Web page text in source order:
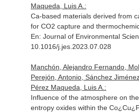
Maqueda, Luis A.:
Ca-based materials derived from
for CO2 capture and
En: Journal of Environmental
10.1016/j.jes.2023.07.028
Manchón, Alejandro Fernando,
Perejón, Antonio, Sánchez
Pérez Maqueda, Luis A.:
Influence of the atmosphere on
entropy oxides within the